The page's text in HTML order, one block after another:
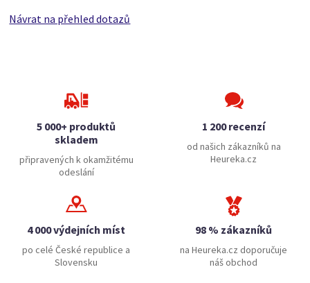
Návrat na přehled dotazů
5 000+ produktů
skladem
připravených k okamžitému
odeslání
1 200 recenzí
od našich zákazníků na
Heureka.cz
4 000 výdejních míst
po celé České republice a
Slovensku
98 % zákazníků
na Heureka.cz doporučuje
náš obchod